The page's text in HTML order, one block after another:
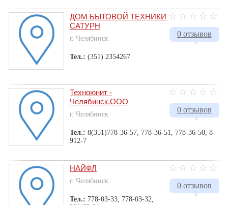
0 отзывов
ДОМ БЫТОВОЙ ТЕХНИКИ
САТУРН
г. Челябинск
Тел.: (351) 2354267
0 отзывов
Техноюнит -
Челябинск,ООО
г. Челябинск
Тел.: 8(351)778-36-57, 778-36-51, 778-36-50, 8-
912-7
0 отзывов
НАЙФЛ
г. Челябинск
Тел.: 778-03-33, 778-03-32,